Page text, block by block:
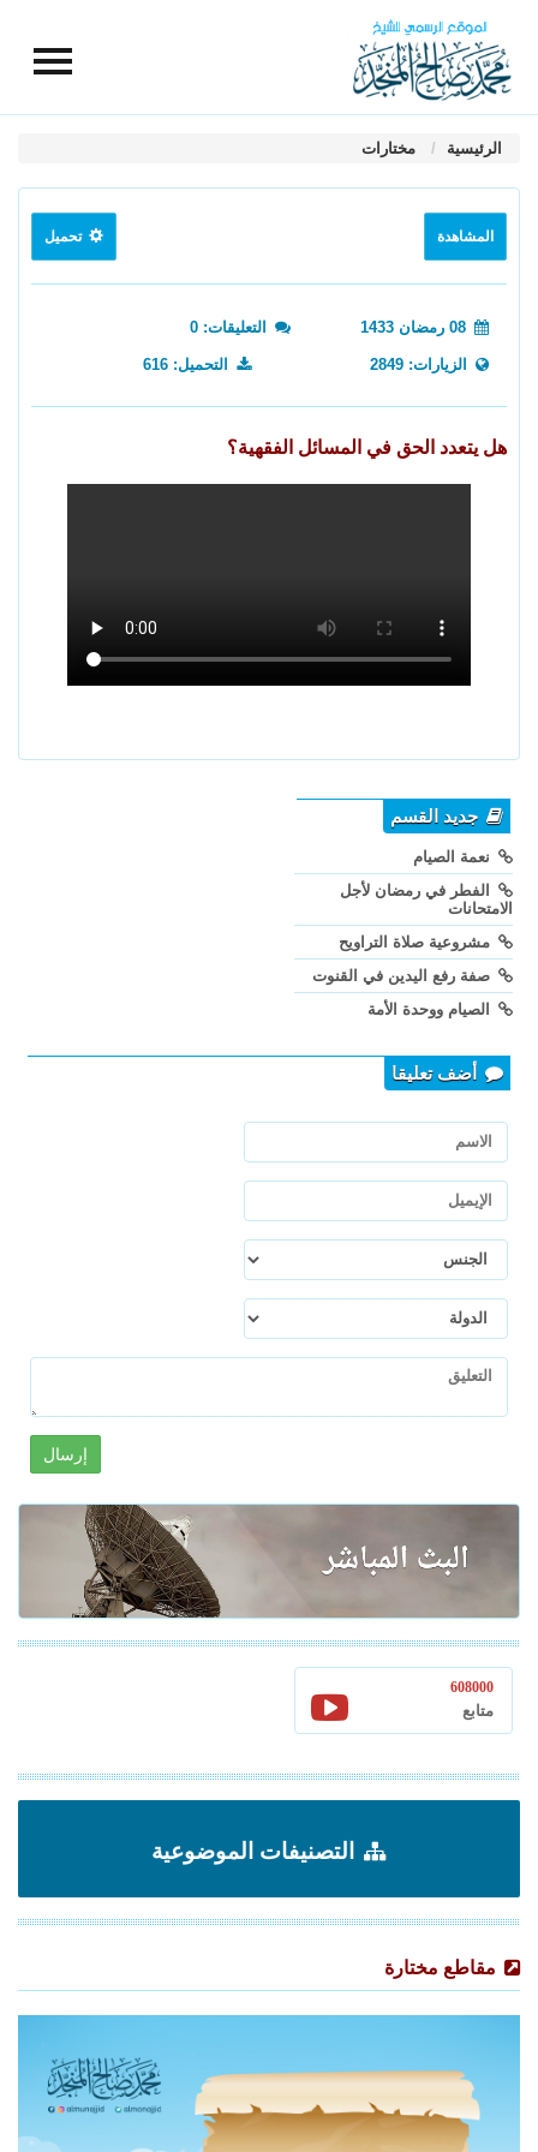
الرئيسية مختارات
المشاهدة تحميل
التعليقات: 0
الزيارات: 2849 التحميل: 616
هل يتعدد الحق في المسائل الفقهية؟
جديد القسم
نعمة الصيام
الفطر في رمضان لأجل
الامتحانات
مشروعية صلاة التراويح
صفة رفع اليدين في القنوت
الصيام ووحدة الأمة
أضف تعليقا
إرسال
608000
متابع
التصنيفات الموضوعية
مقاطع مختارة